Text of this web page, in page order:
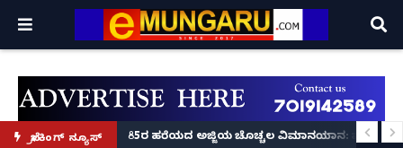
ಬ್ರೇಕಿಂಗ್ ನ್ಯೂಸ್
ಆರೋಪಿಗಳ ಸೆರೆ!
ರಕ್ಷಿಸಿದ ರಕ್ಷಕ: ಸುರತ್ಕಲ್ ರೈಲು ನಿಲ್ದಾಣದಲ್ಲಿ ಪಾಯಿಂಟ್ಸ್‌ಮ್ಯಾನ್ ರಿಯಲ್
85ರ ಹರೆಯದ ಅಜ್ಜಿಯ ಚೊಚ್ಚಲ ವಿಮಾನಯಾನ: